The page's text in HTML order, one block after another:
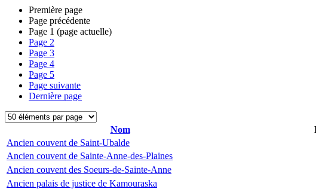
Première page
Page précédente
Page 1 (page actuelle)
Page 2
Page 3
Page 4
Page 5
Page suivante
Dernière page
Nom
Ancien couvent de Saint-Ubalde
Ancien couvent de Sainte-Anne-des-Plaines
Ancien couvent des Soeurs-de-Sainte-Anne
Ancien palais de justice de Kamouraska